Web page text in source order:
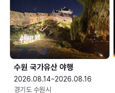
수원 국가유산 야행
2026.08.14~2026.08.16
경기도 수원시